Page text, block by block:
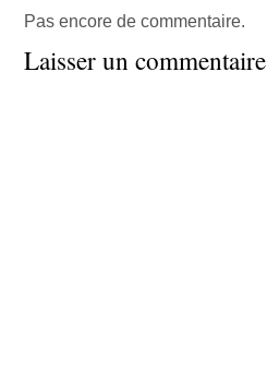
Pas encore de commentaire.
Laisser un commentaire